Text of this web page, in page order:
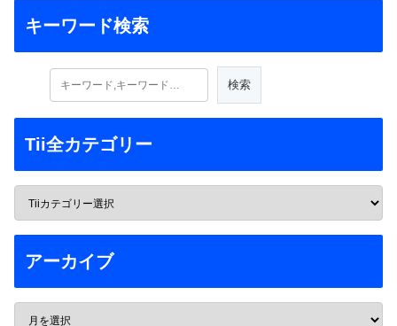
キーワード検索
Tii全カテゴリー
アーカイブ